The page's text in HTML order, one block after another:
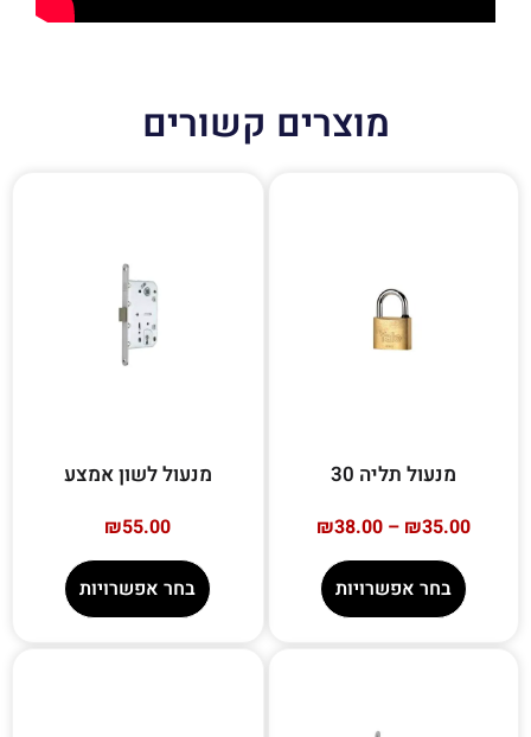
מוצרים קשורים
מנעול תליה 30
₪35.00
–
₪38.00
בחר אפשרויות
מנעול לשון אמצע
₪55.00
בחר אפשרויות